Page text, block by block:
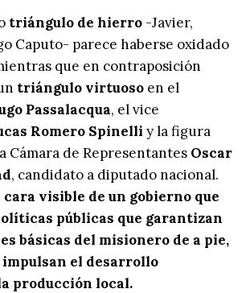
triángulo de hierro -Javier,
Caputo- parece haberse oxidado
que en contraposición
triángulo virtuoso en el
Passalacqua, el vice
Romero Spinelli y la figura
Cámara de Representantes Oscar
, candidato a diputado nacional.
visible de un gobierno que
públicas que garantizan
básicas del misionero de a pie,
el desarrollo
producción local.